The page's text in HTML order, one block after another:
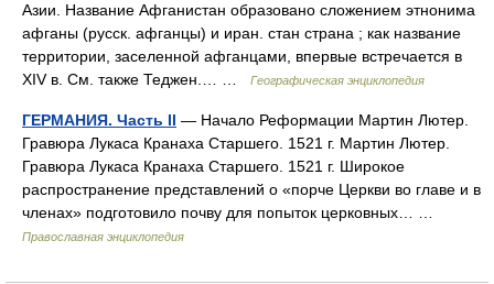
Азии. Название Афганистан образовано сложением этнонима
афганы (русск. афганцы) и иран. стан страна ; как название
территории, заселенной афганцами, впервые встречается в
XIV в. См. также Теджен.… …
Географическая энциклопедия
ГЕРМАНИЯ. Часть II — Начало Реформации Мартин Лютер.
Гравюра Лукаса Кранаха Старшего. 1521 г. Мартин Лютер.
Гравюра Лукаса Кранаха Старшего. 1521 г. Широкое
распространение представлений о «порче Церкви во главе и в
членах» подготовило почву для попыток церковных… …
Православная энциклопедия